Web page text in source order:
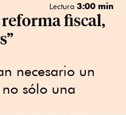
Lectura 3:00 min
reforma fiscal,
necesario un
sólo una